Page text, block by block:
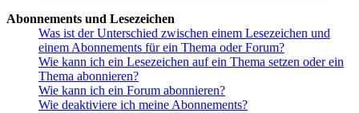
Abonnements und Lesezeichen
Was ist der Unterschied zwischen einem Lesezeichen und
einem Abonnements für ein Thema oder Forum?
Wie kann ich ein Lesezeichen auf ein Thema setzen oder ein
Thema abonnieren?
Wie kann ich ein Forum abonnieren?
Wie deaktiviere ich meine Abonnements?